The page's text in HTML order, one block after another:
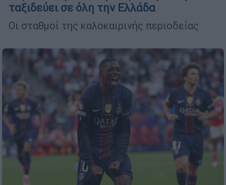
ταξιδεύει σε όλη την Ελλάδα
Οι σταθμοί της καλοκαιρινής περιοδείας